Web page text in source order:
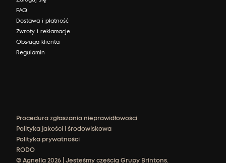
FAQ
Dostawa i płatność
Zwroty i reklamacje
Obsługa klienta
Regulamin
Procedura zgłaszania nieprawidłowości
Polityka jakości i środowiskowa
Polityka prywatności
RODO
© Agnella 2026 | Jesteśmy częścią Grupy Brintons.